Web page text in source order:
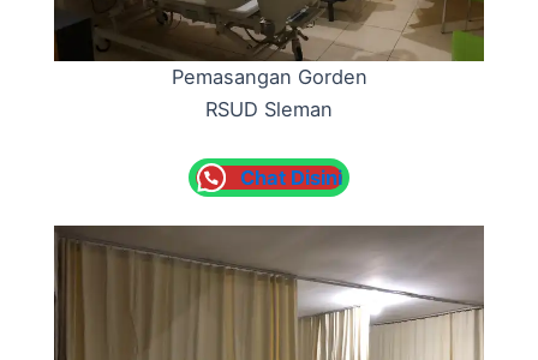
Pemasangan Gorden
RSUD Sleman
Chat Disini